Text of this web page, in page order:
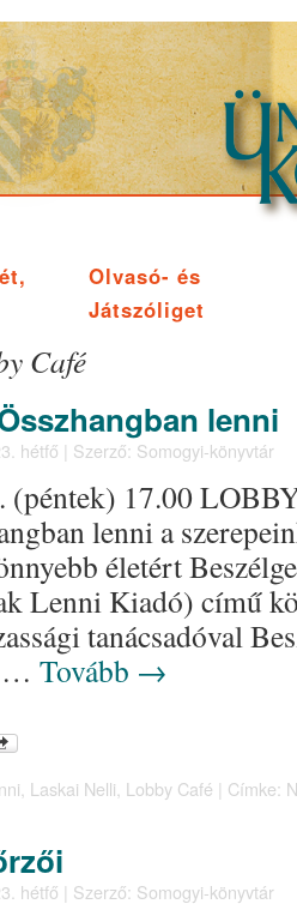
Olvasó- és
Játszóliget
Café
lenni
hétfő | Szerző: Somogyi-könyvtár
(péntek) 17.00
lenni a
életért
Lenni Kiadó) című
tanácsadóval
… Tovább →
, Laskai Nelli, Lobby Café | Címke:
hétfő | Szerző: Somogyi-könyvtár